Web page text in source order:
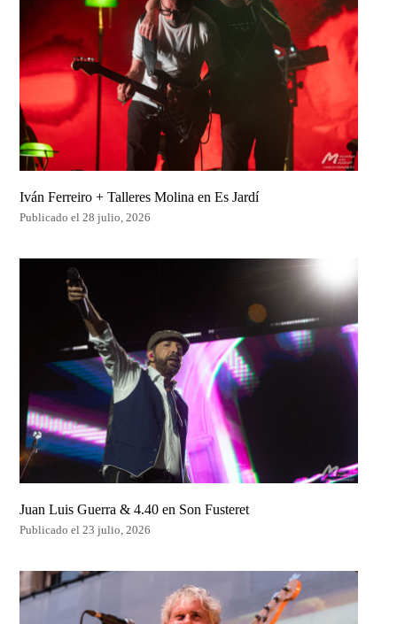
Iván Ferreiro + Talleres Molina en Es Jardí
Publicado el 28 julio, 2026
Juan Luis Guerra & 4.40 en Son Fusteret
Publicado el 23 julio, 2026